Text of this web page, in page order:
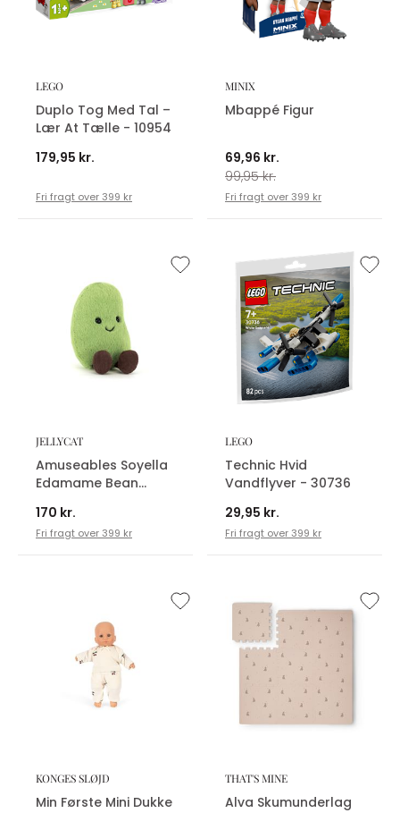
LEGO
Duplo Tog Med Tal –
Lær At Tælle - 10954
179,95 kr.
Fri fragt over 399 kr
MINIX
Mbappé Figur
69,96 kr.
99,95 kr.
Fri fragt over 399 kr
JELLYCAT
Amuseables Soyella
Edamame Bean
170 kr.
Fri fragt over 399 kr
LEGO
Technic Hvid
Vandflyver - 30736
29,95 kr.
Fri fragt over 399 kr
KONGES SLØJD
Min Første Mini Dukke
THAT'S MINE
Alva Skumunderlag